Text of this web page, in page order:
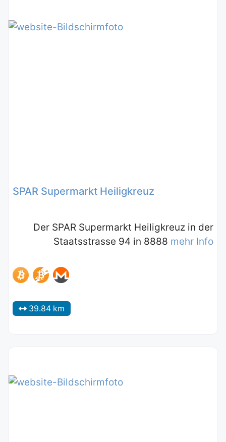
SPAR Supermarkt Heiligkreuz
Der SPAR Supermarkt Heiligkreuz in der
Staatsstrasse 94 in 8888 mehr Info
39.84 km